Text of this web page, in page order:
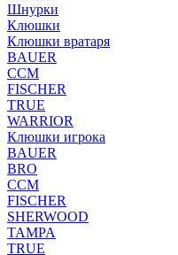
Шнурки
Клюшки
Клюшки вратаря
BAUER
CCM
FISCHER
TRUE
WARRIOR
Клюшки игрока
BAUER
BRO
CCM
FISCHER
SHERWOOD
TAMPA
TRUE